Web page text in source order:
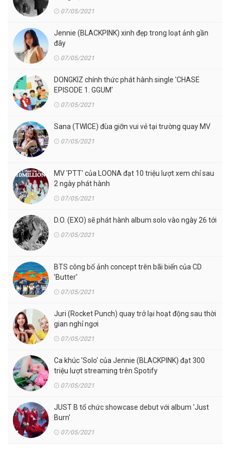
07/05/2021
Jennie (BLACKPINK) xinh đẹp trong loạt ảnh gần
đây
07/05/2021
DONGKIZ chính thức phát hành single 'CHASE
EPISODE 1. GGUM'
07/05/2021
Sana (TWICE) đùa giỡn vui vẻ tại trường quay MV
07/05/2021
MV 'PTT' của LOONA đạt 10 triệu lượt xem chỉ sau
2 ngày phát hành
07/05/2021
D.O. (EXO) sẽ phát hành album solo vào ngày 26 tới
07/05/2021
BTS công bố ảnh concept trên bãi biển của CD
'Butter'
07/05/2021
Juri (Rocket Punch) quay trở lại hoạt động sau thời
gian nghỉ ngơi
07/05/2021
Ca khúc 'Solo' của Jennie (BLACKPINK) đạt 300
triệu lượt streaming trên Spotify
07/05/2021
JUST B tổ chức showcase debut với album 'Just
Burn'
07/05/2021